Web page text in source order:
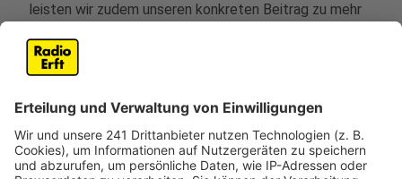
leisten wir zudem unseren konkreten Beitrag zu mehr
In welchen Bereichen würden Sie die Investitionen
dort, wo Strukturen nicht effizient sind. Ich sehe
weitere Potenziale in der stärkeren Digitalisierung der